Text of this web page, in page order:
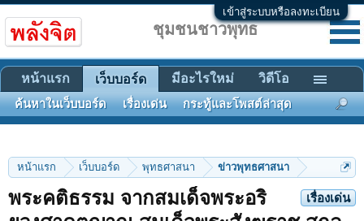
เข้าสู่ระบบหรือลงทะเบียน
หน้าแรก เว็บบอร์ด พุทธศาสนา ข่าวพุทธศาสนา
เรื่องเด่น
พระคติธรรม จากสมเด็จพระอริ
ชุมชนชาวพุทธ
หน้าแรก เว็บบอร์ด
ค้นหาในเว็บบอร์ด เรื่องเด่น กระทู้และโพสต์ล่าสุด
มีอะไรใหม่ วิดีโอ